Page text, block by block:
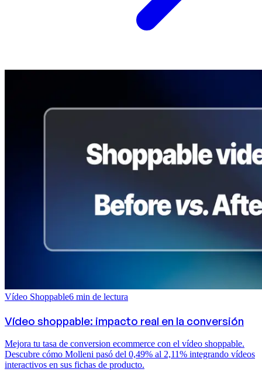
Vídeo Shoppable6 min de lectura
Vídeo shoppable: impacto real en la conversión
Mejora tu tasa de conversion ecommerce con el vídeo shoppable.
Descubre cómo Molleni pasó del 0,49% al 2,11% integrando vídeos
interactivos en sus fichas de producto.